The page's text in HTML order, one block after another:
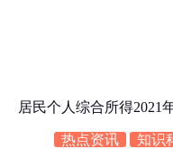
居民个人综合所得2021
热点资讯 知识